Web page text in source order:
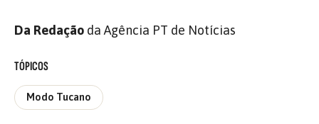
Da Redação da Agência PT de Notícias
TÓPICOS
Modo Tucano